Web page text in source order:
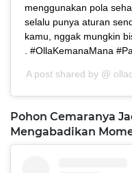
menggunakan pola
selalu punya aturan
kamu, nggak mungkin
. #OllaKemanaMana
A post shared by @
Pohon Cemaranya
Mengabadikan